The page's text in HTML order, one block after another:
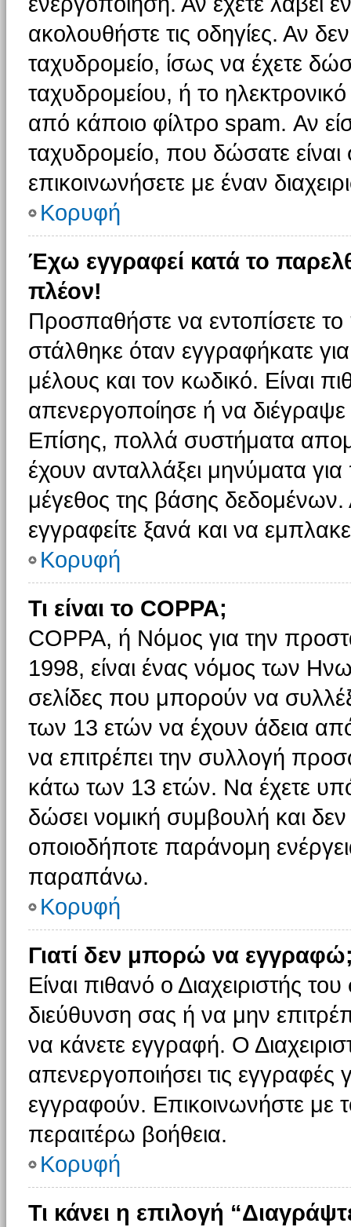
ακολουθήστε τις οδηγίες. Αν
ταχυδρομείο, ίσως να έχετε
ταχυδρομείου, ή το
από κάποιο φίλτρο spam. Αν
ταχυδρομείο, που δώσατε
επικοινωνήσετε με έναν
Κορυφή
Έχω εγγραφεί κατά το
πλέον!
Προσπαθήστε να εντοπίσετε
στάλθηκε όταν εγγραφήκατε
μέλους και τον κωδικό. Είναι
απενεργοποίησε ή να
Επίσης, πολλά συστήματα
έχουν ανταλλάξει μηνύματα
μέγεθος της βάσης
εγγραφείτε ξανά και να
Κορυφή
Τι είναι το COPPA;
COPPA, ή Νόμος για την
1998, είναι ένας νόμος των
σελίδες που μπορούν να
των 13 ετών να έχουν άδεια
να επιτρέπει την συλλογή
κάτω των 13 ετών. Να έχετε
δώσει νομική συμβουλή και δεν
οποιοδήποτε παράνομη
παραπάνω.
Κορυφή
Γιατί δεν μπορώ να
Είναι πιθανό ο Διαχειριστής
διεύθυνση σας ή να μην
να κάνετε εγγραφή. Ο
απενεργοποιήσει τις εγγραφές
εγγραφούν. Επικοινωνήστε με
περαιτέρω βοήθεια.
Κορυφή
Τι κάνει η επιλογή